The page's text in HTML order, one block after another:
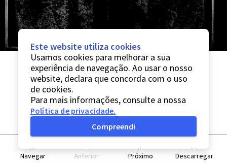
Navegar Anterior Próximo Descarregar
Este website utiliza cookies
Usamos cookies para melhorar a sua
experiência de navegação. Ao usar o nosso
website, declara que concorda com o uso
de cookies.
Para mais informações, consulte a nossa
Política de privacidade.
Compreendi